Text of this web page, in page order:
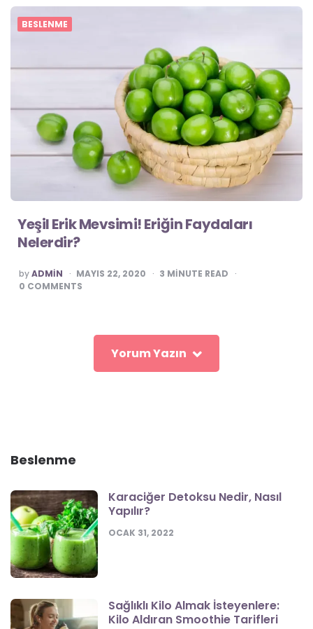
BESLENME
Yeşil Erik Mevsimi! Eriğin Faydaları
Nelerdir?
POSTED
byADMIN MAYIS 22, 2020 3 MINUTE READ
0 COMMENTS
Yorum Yazın
Beslenme
Karaciğer Detoksu Nedir, Nasıl
Yapılır?
OCAK 31, 2022
Sağlıklı Kilo Almak İsteyenlere:
Kilo Aldıran Smoothie Tarifleri